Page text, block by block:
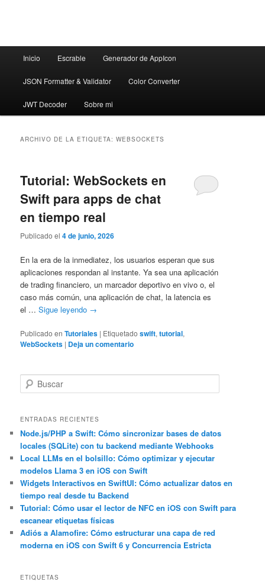
Inicio Escrable Generador de AppIcon
JSON Formatter & Validator Color Converter
JWT Decoder Sobre mi
ARCHIVO DE LA ETIQUETA:WEBSOCKETS
Tutorial: WebSockets en
Swift para apps de chat
en tiempo real
Publicado el4 de junio, 2026
En la era de la inmediatez, los usuarios esperan que sus
aplicaciones respondan al instante. Ya sea una aplicación
de trading financiero, un marcador deportivo en vivo o, el
caso más común, una aplicación de chat, la latencia es
el …Sigue leyendo →
Publicado en Tutoriales | Etiquetado swift,tutorial,
WebSockets | Deja un comentario
u
c
a
r
ENTRADAS RECIENTES
Node.js/PHP a Swift: Cómo sincronizar bases de datos
locales (SQLite) con tu backend mediante Webhooks
Local LLMs en el bolsillo: Cómo optimizar y ejecutar
modelos Llama 3 en iOS con Swift
Widgets Interactivos en SwiftUI: Cómo actualizar datos en
tiempo real desde tu Backend
Tutorial: Cómo usar el lector de NFC en iOS con Swift para
escanear etiquetas físicas
Adiós a Alamofire: Cómo estructurar una capa de red
moderna en iOS con Swift 6 y Concurrencia Estricta
ETIQUETAS